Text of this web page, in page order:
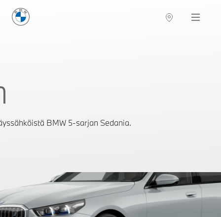
BMW Suomi Navigation
BMW 5-sarjan Sedania.